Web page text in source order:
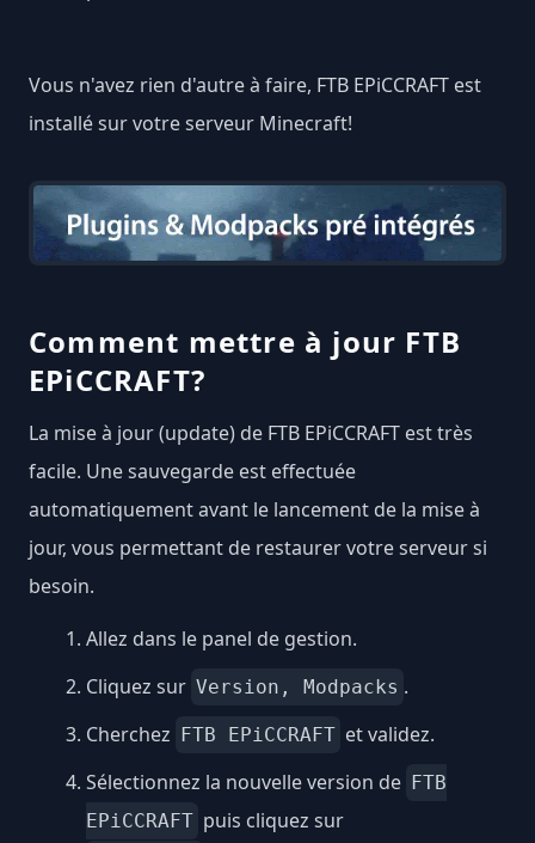
Vous n'avez rien d'autre à faire, FTB EPiCCRAFT est
installé sur votre serveur Minecraft!
Comment mettre à jour FTB
EPiCCRAFT?
La mise à jour (update) de FTB EPiCCRAFT est très
facile. Une sauvegarde est effectuée
automatiquement avant le lancement de la mise à
jour, vous permettant de restaurer votre serveur si
besoin.
Allez dans le panel de gestion.
Cliquez sur Version, Modpacks .
Cherchez FTB EPiCCRAFT et validez.
Sélectionnez la nouvelle version de FTB
EPiCCRAFT puis cliquez sur